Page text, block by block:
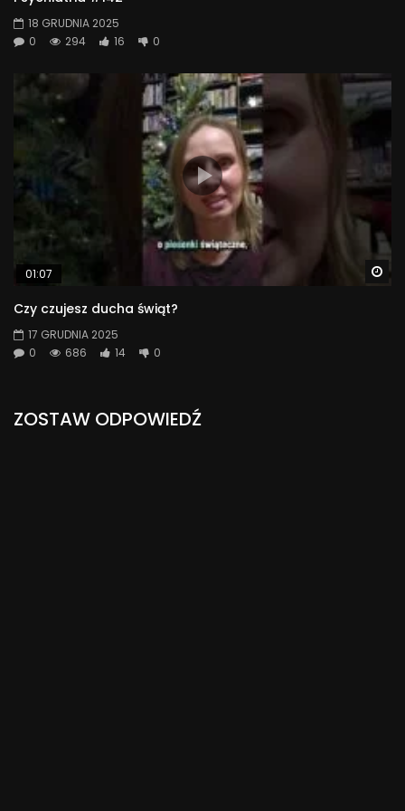
18 GRUDNIA 2025
0
294 16 0
01:07
Czy czujesz ducha świąt?
17 GRUDNIA 2025
0
686 14 0
ZOSTAW ODPOWIEDŹ